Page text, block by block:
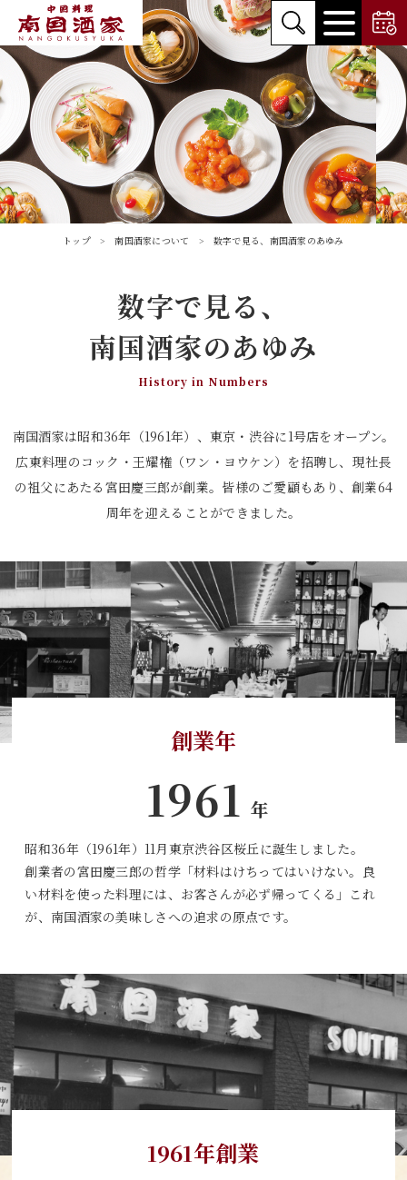
トップ 南国酒家について 数字で見る、南国酒家のあゆみ
数字で見る、
南国酒家のあゆみ
History in Numbers
南国酒家は昭和36年（1961年）、東京・渋谷に1号店をオープン。
広東料理のコック・王耀権（ワン・ヨウケン）を招聘し、 現社長
の祖父にあたる宮田慶三郎が創業。皆様のご愛顧もあり、創業64
周年を迎えることができました。
創業年
1961 年
昭和36年（1961年）11月東京渋谷区桜丘に誕生しました。
創業者の宮田慶三郎の哲学「材料はけちってはいけない。良
い材料を使った料理には、お客さんが必ず帰ってくる」これ
が、南国酒家の美味しさへの追求の原点です。
1961年創業